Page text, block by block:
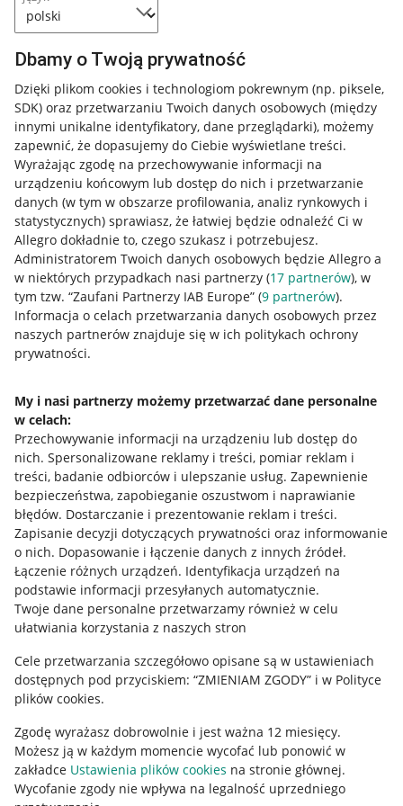
Dbamy o Twoją prywatność
Dzięki plikom cookies i technologiom pokrewnym (np. piksele,
SDK) oraz przetwarzaniu Twoich danych osobowych (między
innymi unikalne identyfikatory, dane przeglądarki), możemy
zapewnić, że dopasujemy do Ciebie wyświetlane treści.
Wyrażając zgodę na przechowywanie informacji na
urządzeniu końcowym lub dostęp do nich i przetwarzanie
danych (w tym w obszarze profilowania, analiz rynkowych i
statystycznych) sprawiasz, że łatwiej będzie odnaleźć Ci w
Allegro dokładnie to, czego szukasz i potrzebujesz.
Administratorem Twoich danych osobowych będzie Allegro a
w niektórych przypadkach nasi partnerzy (17 partnerów), w
tym tzw. “Zaufani Partnerzy IAB Europe” (9 partnerów).
Informacja o celach przetwarzania danych osobowych przez
naszych partnerów znajduje się w ich politykach ochrony
prywatności.
My i nasi partnerzy możemy przetwarzać dane personalne
w celach:
Przechowywanie informacji na urządzeniu lub dostęp do
nich. Spersonalizowane reklamy i treści, pomiar reklam i
treści, badanie odbiorców i ulepszanie usług. Zapewnienie
bezpieczeństwa, zapobieganie oszustwom i naprawianie
błędów. Dostarczanie i prezentowanie reklam i treści.
Zapisanie decyzji dotyczących prywatności oraz informowanie
o nich. Dopasowanie i łączenie danych z innych źródeł.
Łączenie różnych urządzeń. Identyfikacja urządzeń na
podstawie informacji przesyłanych automatycznie.
Twoje dane personalne przetwarzamy również w celu
ułatwiania korzystania z naszych stron
Cele przetwarzania szczegółowo opisane są w ustawieniach
dostępnych pod przyciskiem: “ZMIENIAM ZGODY” i w Polityce
plików cookies.
Zgodę wyrażasz dobrowolnie i jest ważna 12 miesięcy.
Możesz ją w każdym momencie wycofać lub ponowić w
zakładce Ustawienia plików cookies na stronie głównej.
Wycofanie zgody nie wpływa na legalność uprzedniego
Przydatne informacje
Jak to działa
Allegro Gadane dla sprzedających
Allegro Gadane dla kupujących
Mapa miejscowości
Informacje prawne
Regulamin
Polityka plików "cookies"
Ustawienia plików "cookies"
Udostępnianie lokalizacji
Informacje dla Aktu o Usługach Cyfrowych
Pobierz aplikację